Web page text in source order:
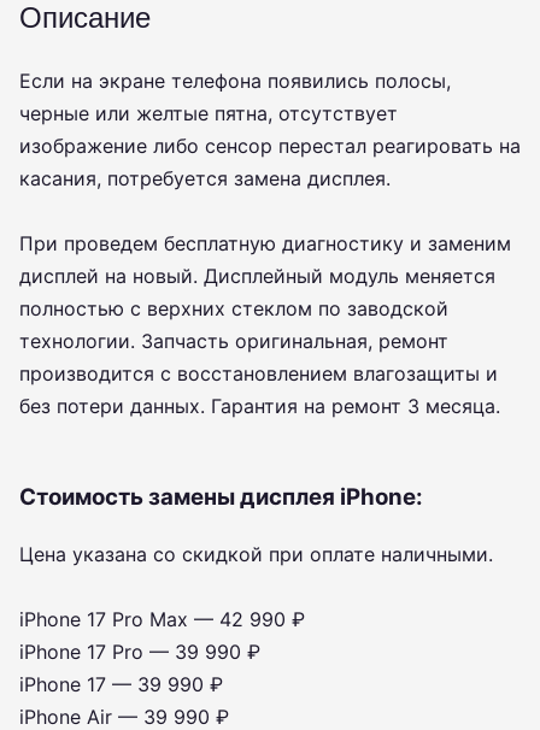
Описание
Если на экране телефона появились полосы,
черные или желтые пятна, отсутствует
изображение либо сенсор перестал реагировать на
касания, потребуется замена дисплея.
При проведем бесплатную диагностику и заменим
дисплей на новый. Дисплейный модуль меняется
полностью с верхних стеклом по заводской
технологии. Запчасть оригинальная, ремонт
производится с восстановлением влагозащиты и
без потери данных. Гарантия на ремонт 3 месяца.
Стоимость замены дисплея iPhone:
Цена указана со скидкой при оплате наличными.
iPhone 17 Pro Max — 42 990 ₽
iPhone 17 Pro — 39 990 ₽
iPhone 17 — 39 990 ₽
iPhone Air — 39 990 ₽